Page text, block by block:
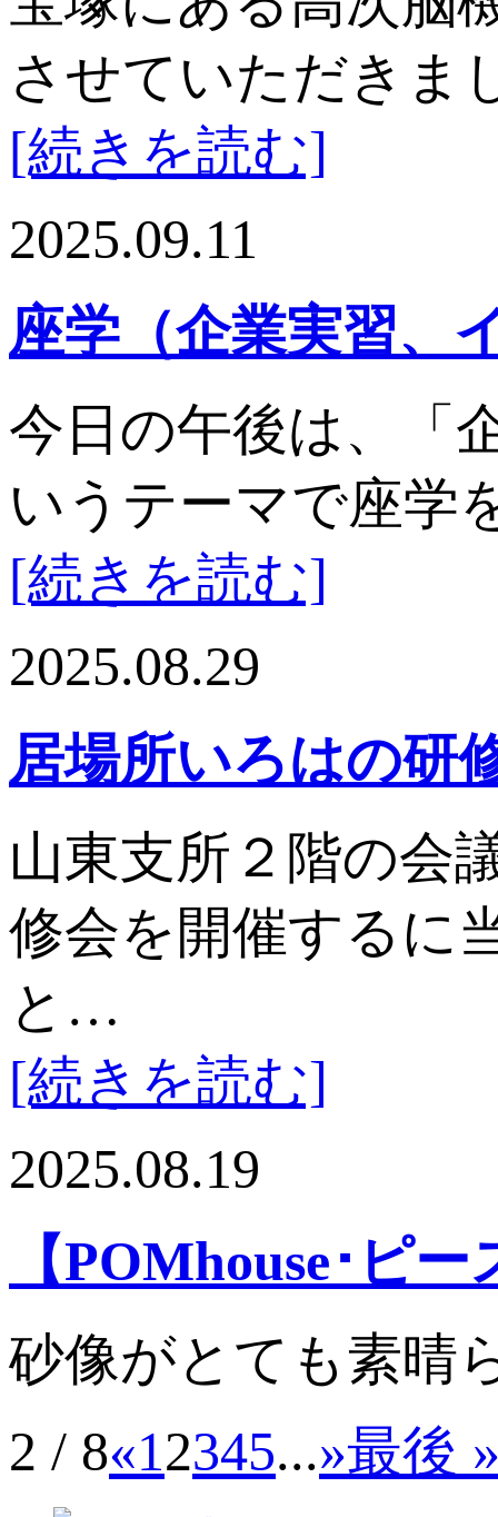
させていただきま
[続きを読む]
2025.09.11
座学（企業実習、
今日の午後は、「
いうテーマで座学
[続きを読む]
2025.08.29
居場所いろはの研
山東支所２階の会
修会を開催するに
と…
[続きを読む]
2025.08.19
【POMhouse･ピ
砂像がとても素晴
2 / 8«12345...»最後